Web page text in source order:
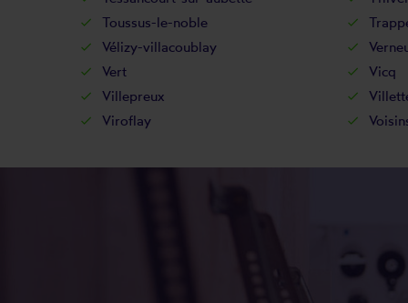
Toussus-le-noble
Vélizy-villacoublay
Vert
Vicq
Villepreux
Viroflay